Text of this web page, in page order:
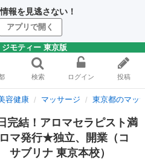
報を見逃さない！
アプリで開く
モティー 東京版
検索 ログイン 投稿
容健康 マッサージ 東京都のマッ
完結！アロマセラピスト満
マ発行★独立、開業（コ
ブリナ 東京本校）